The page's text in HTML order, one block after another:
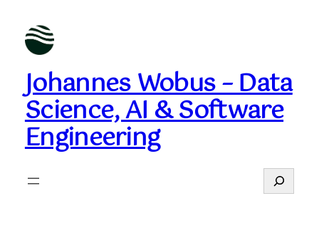
Johannes Wobus – Data
Science, AI & Software
Engineering
Suchen